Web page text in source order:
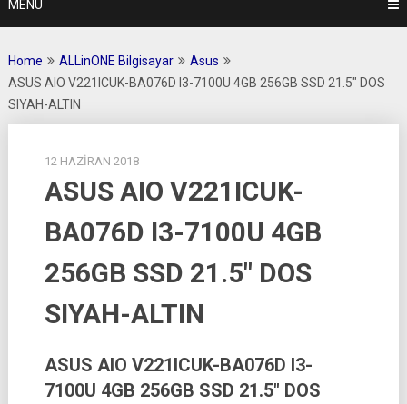
MENU
Home ALLinONE Bilgisayar
Asus
ASUS AIO V221ICUK-BA076D I3-7100U 4GB 256GB SSD 21.5″ DOS
SIYAH-ALTIN
12 HAZIRAN 2018
ASUS AIO V221ICUK-
BA076D I3-7100U 4GB
256GB SSD 21.5″ DOS
SIYAH-ALTIN
ASUS AIO V221ICUK-BA076D I3-
7100U 4GB 256GB SSD 21.5″ DOS